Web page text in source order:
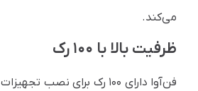
می‌کند.
ظرفیت بالا با ۱۰۰ رک
فن‌آوا دارای ۱۰۰ رک برای